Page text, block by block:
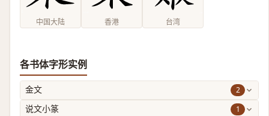
中国大陆 香港 台湾
各书体字形实例
金文 2
说文小篆 1